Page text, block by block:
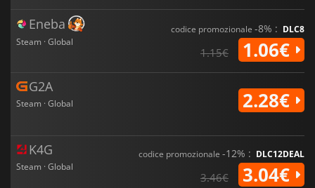
Eneba
Steam · Global
codice promozionale -8% : DLC8
1.15€ 1.06€
G2A
Steam · Global 2.28€
K4G
Steam · Global
codice promozionale -12% : DLC12DEAL
3.46€ 3.04€